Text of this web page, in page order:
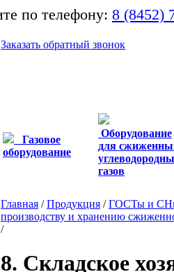
по телефону: 8 (8452)
Заказать обратный звонок
Газовое
оборудование
Оборудование
для
газов
Главная /Продукция /ГОСТы и
производству и хранению
/
8. Складское